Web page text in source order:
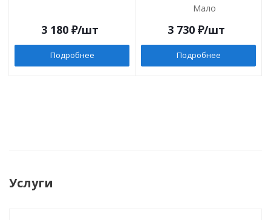
3 180 ₽/шт
Подробнее
Мало
3 730 ₽/шт
Подробнее
Услуги